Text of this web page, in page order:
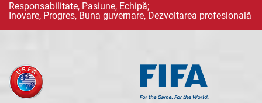
Responsabilitate, Pasiune, Echipă;
Inovare, Progres, Buna guvernare, Dezvoltarea profesională